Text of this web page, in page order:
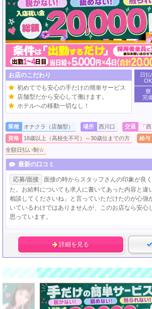
お店のこだわり
初めてでも安心の手だけの簡単サービス
店舗型だから安心して働けます。
ホテルへの移動一切なし！
日払
OK
寮
完
業種 オナクラ（店舗型） 場所 西川口 交通
「
資格
18歳以上（高校生不可）～30歳位までの方 給与
全額日払い制☆
最新の口コミ
応募/面接
面接の時からスタッフさんの印象が良
た。お給料についても求人に書いてあった内容と違
相談してくださいね」と言っていただけたのが心強
いているわけではありませんが、このお店なら安心
思っています。
詳細を見る